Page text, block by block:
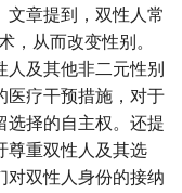
文章提到，双性人常
，从而改变性别。
及其他非二元性别
医疗干预措施，对于
选择的自主权。还提
尊重双性人及其选
对双性人身份的接纳